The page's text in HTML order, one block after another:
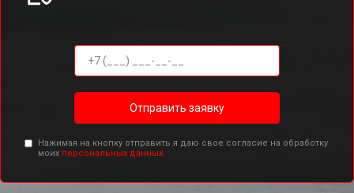
Отправить заявку
Нажимая на кнопку отправить я даю свое согласие на обработку
моих персональных данных.